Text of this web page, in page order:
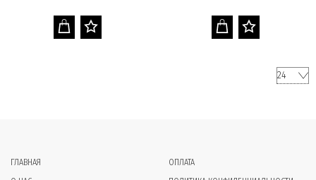
ГЛАВНАЯ
ОПЛАТА